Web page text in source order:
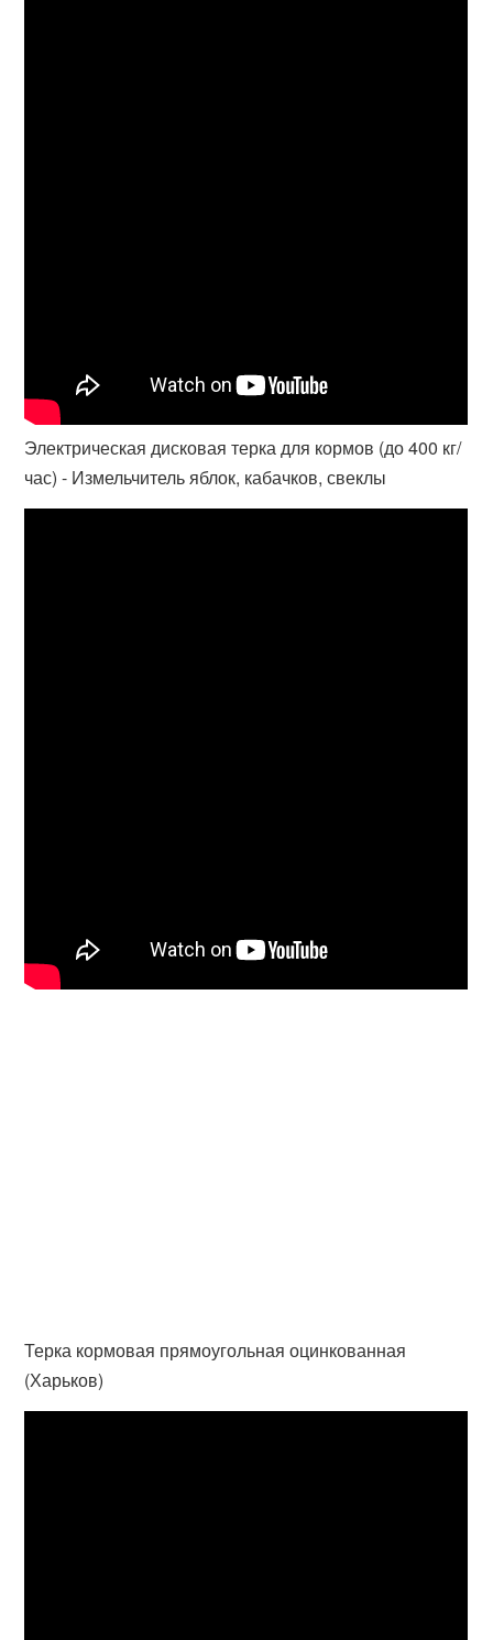
Электрическая дисковая терка для кормов (до 400 кг/
час) - Измельчитель яблок, кабачков, свеклы
Терка кормовая прямоугольная оцинкованная
(Харьков)